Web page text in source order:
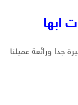
ابها
جدا ورائعة عميلنا